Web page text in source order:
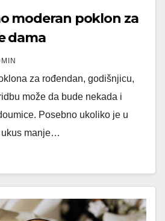
moderan poklon za
dama
za rođendan, godišnjicu,
može da bude nekada i
Posebno ukoliko je u
ukus manje…